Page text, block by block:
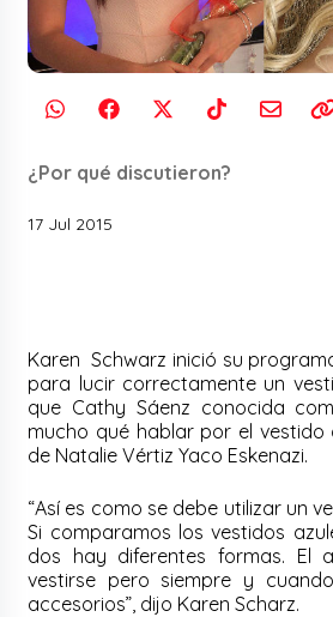
¿Por qué discutieron?
17 Jul 2015
Karen Schwarz inició su
para lucir correctamente un
que Cathy Sáenz conocida
mucho qué hablar por el
de Natalie Vértiz Yaco Eskenazi.
“Así es como se debe utilizar un
Si comparamos los vestidos
dos hay diferentes formas. El
vestirse pero siempre y
accesorios”, dijo Karen Scharz.